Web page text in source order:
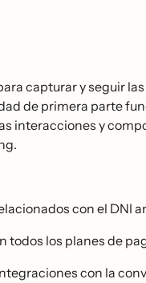
capturar y seguir
de primera parte
interacciones y
con el DNI
todos los planes de
con la